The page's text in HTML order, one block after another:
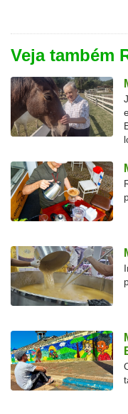
Veja também